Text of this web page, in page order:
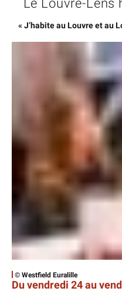
Le Louvre-Lens
« J’habite au Louvre et au
© Westfield Euralille
Du vendredi 24 au